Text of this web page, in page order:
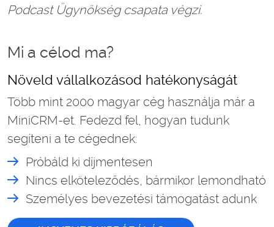
Podcast Ügynökség csapata végzi.
Mi a célod ma?
Növeld vállalkozásod hatékonyságát
Több mint 2000 magyar cég használja már a
MiniCRM-et. Fedezd fel, hogyan tudunk
segíteni a te cégednek:
Próbáld ki díjmentesen
Nincs elköteleződés, bármikor lemondható
Személyes bevezetési támogatást adunk